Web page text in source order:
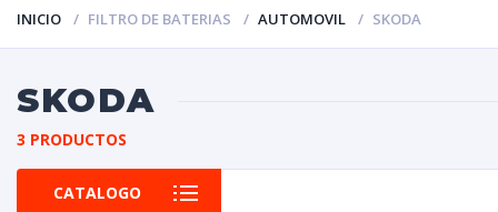
INICIO FILTRO DE BATERIAS AUTOMOVIL SKODA
SKODA
3 PRODUCTOS
CATALOGO